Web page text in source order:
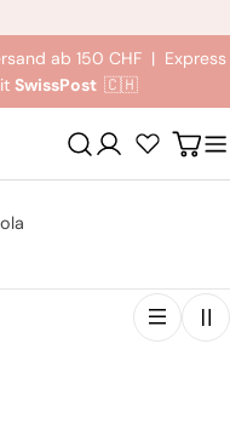
ab 150 CHF | Express
SwissPost 🇨🇭
Anmeldung